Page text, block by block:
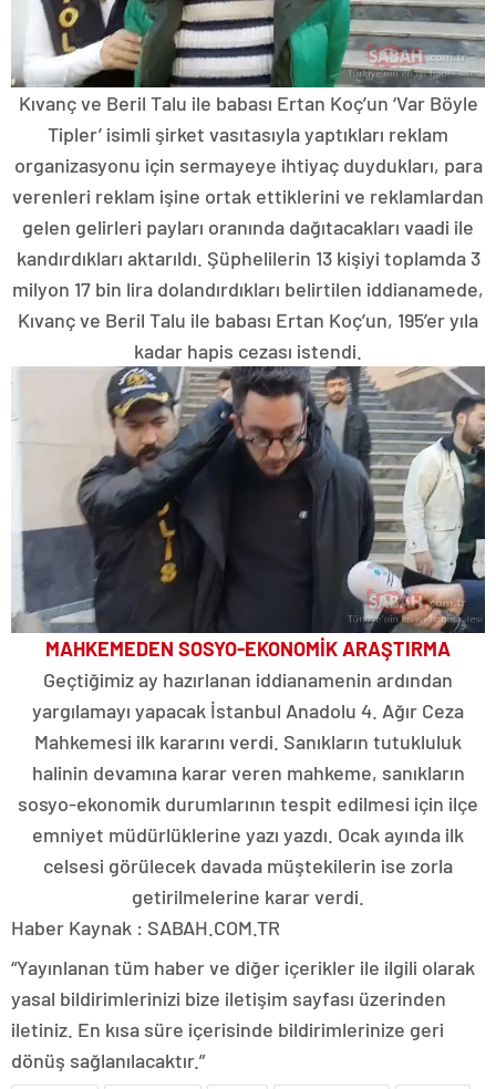
Kıvanç ve Beril Talu ile babası Ertan Koç’un ‘Var Böyle
Tipler’ isimli şirket vasıtasıyla yaptıkları reklam
organizasyonu için sermayeye ihtiyaç duydukları, para
verenleri reklam işine ortak ettiklerini ve reklamlardan
gelen gelirleri payları oranında dağıtacakları vaadi ile
kandırdıkları aktarıldı. Şüphelilerin 13 kişiyi toplamda 3
milyon 17 bin lira dolandırdıkları belirtilen iddianamede,
Kıvanç ve Beril Talu ile babası Ertan Koç’un, 195’er yıla
kadar hapis cezası istendi.
MAHKEMEDEN SOSYO-EKONOMİK ARAŞTIRMA
Geçtiğimiz ay hazırlanan iddianamenin ardından
yargılamayı yapacak İstanbul Anadolu 4. Ağır Ceza
Mahkemesi ilk kararını verdi. Sanıkların tutukluluk
halinin devamına karar veren mahkeme, sanıkların
sosyo-ekonomik durumlarının tespit edilmesi için ilçe
emniyet müdürlüklerine yazı yazdı. Ocak ayında ilk
celsesi görülecek davada müştekilerin ise zorla
getirilmelerine karar verdi.
Haber Kaynak : SABAH.COM.TR
“Yayınlanan tüm haber ve diğer içerikler ile ilgili olarak
yasal bildirimlerinizi bize iletişim sayfası üzerinden
iletiniz. En kısa süre içerisinde bildirimlerinize geri
dönüş sağlanılacaktır.”